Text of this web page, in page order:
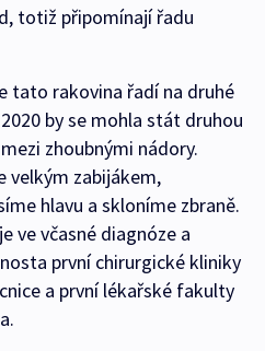
totiž připomínají řadu
tato rakovina řadí na druhé
by se mohla stát druhou
zhoubnými nádory.
velkým zabijákem,
hlavu a skloníme zbraně.
ve včasné diagnóze a
první chirurgické kliniky
a první lékařské fakulty